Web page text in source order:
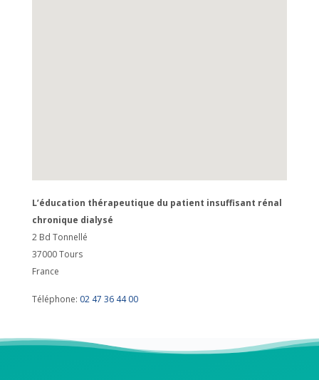
L’éducation thérapeutique du patient insuffisant rénal
chronique dialysé
2 Bd Tonnellé
37000Tours
France
Téléphone: 02 47 36 44 00